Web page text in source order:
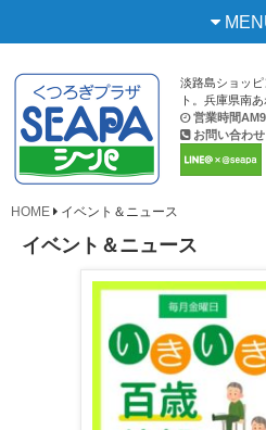
淡路島ショッピ
ト。兵庫県南
営業時間
お問い合わせ
HOME イベント＆ニュース
イベント＆ニュース